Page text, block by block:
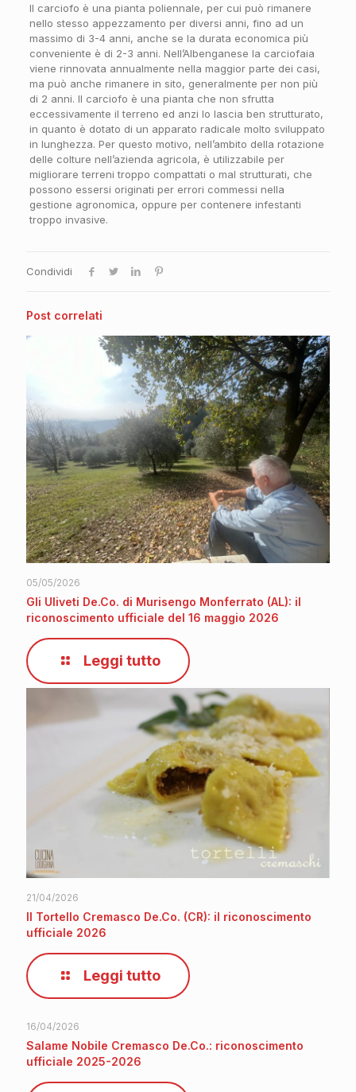
Il carciofo è una pianta poliennale, per cui può rimanere
nello stesso appezzamento per diversi anni, fino ad un
massimo di 3-4 anni, anche se la durata economica più
conveniente è di 2-3 anni. Nell’Albenganese la carciofaia
viene rinnovata annualmente nella maggior parte dei casi,
ma può anche rimanere in sito, generalmente per non più
di 2 anni. Il carciofo è una pianta che non sfrutta
eccessivamente il terreno ed anzi lo lascia ben strutturato,
in quanto è dotato di un apparato radicale molto sviluppato
in lunghezza. Per questo motivo, nell’ambito della rotazione
delle colture nell’azienda agricola, è utilizzabile per
migliorare terreni troppo compattati o mal strutturati, che
possono essersi originati per errori commessi nella
gestione agronomica, oppure per contenere infestanti
troppo invasive.
Condividi
Post correlati
05/05/2026
Gli Uliveti De.Co. di Murisengo Monferrato (AL): il
riconoscimento ufficiale del 16 maggio 2026
Leggi tutto
21/04/2026
Il Tortello Cremasco De.Co. (CR): il riconoscimento
ufficiale 2026
Leggi tutto
16/04/2026
Salame Nobile Cremasco De.Co.: riconoscimento
ufficiale 2025-2026